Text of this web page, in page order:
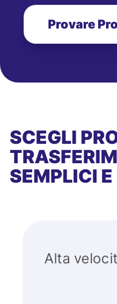
Provare
SCEGLI
SEMPLICI
Alta